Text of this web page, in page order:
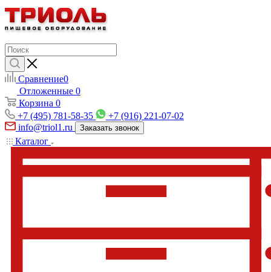
Сравнение0
Отложенные 0
Корзина 0
+7 (495) 781-58-35
+7 (916) 221-07-02
info@triol1.ru
Заказать звонок
Каталог